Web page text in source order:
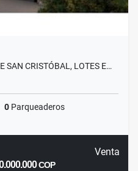
SAN CRISTÓBAL, LOTES E…
0 Parqueaderos
Venta
COP